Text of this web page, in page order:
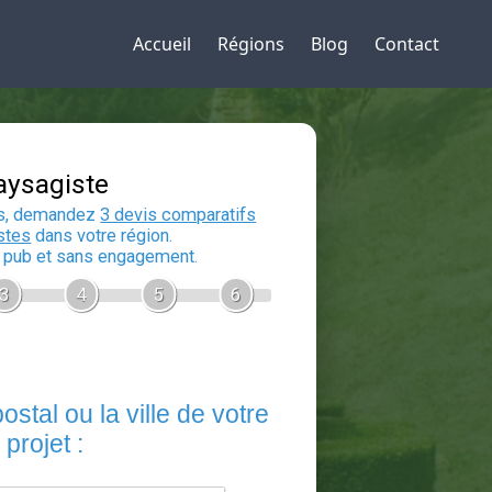
Accueil Régions Blog Contact
Devis Paysagiste
En 5 minutes, demandez
auxpaysagistesdans votre région.
Gratuit, sans pub et sans engagement.